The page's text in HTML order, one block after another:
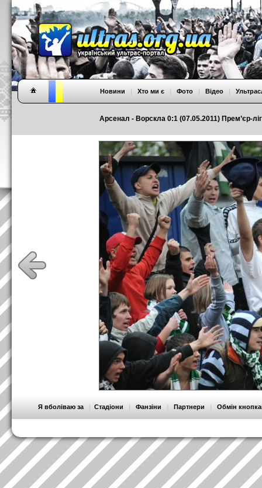
Арсенал - Ворскла 0:1 (07.05.2011) Прем’єр-
Новини | Хто ми є | Фото | Відео |
Я вболіваю за | Стадіони | Фанзіни | Партнери | Обмін